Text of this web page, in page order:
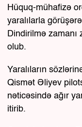
Hüquq-mühafizə
yaralılarla
Dindirilmə zamanı
olub.
Yaralıların
Qismət Əliyev
nəticəsində ağır
itirib.